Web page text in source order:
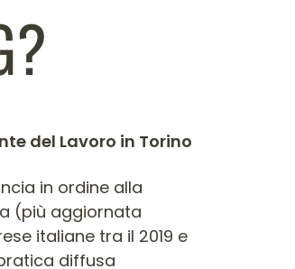
del Lavoro in Torino
tutt’altro che convincente. I lavoratori agili – per giunta lavoratori subordinati (v. art. 18, commi 1 e 2, della Legge n. 81/2017) – non sono riconducibili ad alcuna delle categorie previste nei commi successivi al quarto dell’art. 3, D.lgs. n. 81/2008 (neppure alla categoria dei telelavoratori di cui all’art. 3, comma 10, D.lgs. n. 81/2008). Dunque, una legge nata sotto auspici tutt’altro che buoni. Ma per giunta una legge vissuta tutt’altro che bene. Certo, il Protocollo Nazionale sul lavoro in modalità agile sottoscritto all’esito di un confronto con le Parti sociali promosso dal Ministro del Lavoro il 7 dicembre 2021 faceva ben sperare. Il Protocollo, all’art. 6, intitolato “Salute e sicurezza sul lavoro”, prevedeva che “ai lavoratori agili si applica la disciplina di cui agli artt. 18, 22 e 23, L. n. 81/2017”, ma poi aggiunge che “si applicano gli obblighi di salute e sicurezza sul lavoro di cui al D.lgs. n. 81/2008 alle prestazioni rese all’esterno dei locali aziendali”. Il fatto è che le norme dettate a tutela della sicurezza dei lavoratori agili sono rimaste largamente scritte sulla carta, ma di fatto largamente non osservate, né fatte osservare. E non basta. Leggiamo il disegno di legge sulle piccole e medie imprese approvato il 22 ottobre 2025 dal Senato della Repubblica. All’art. 11, intitolato “Salute e sicurezza per le prestazioni in modalità agile”, introduce una modifica a quell’art.